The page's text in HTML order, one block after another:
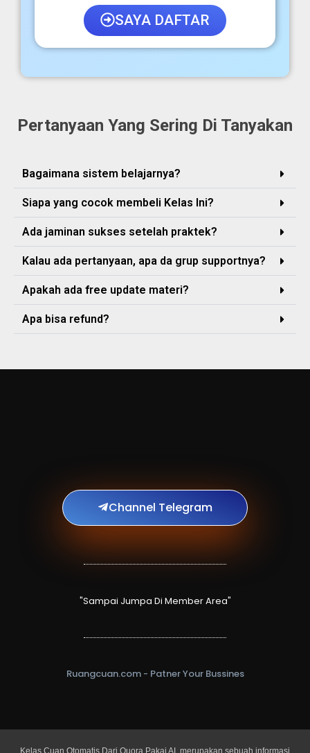
SAYA DAFTAR
Pertanyaan Yang Sering Di Tanyakan
Bagaimana sistem belajarnya?
Siapa yang cocok membeli Kelas Ini?
Ada jaminan sukses setelah praktek?
Kalau ada pertanyaan, apa da grup supportnya?
Apakah ada free update materi?
Apa bisa refund?
Channel Telegram
"Sampai Jumpa Di Member Area"
Ruangcuan.com - Patner Your Bussines